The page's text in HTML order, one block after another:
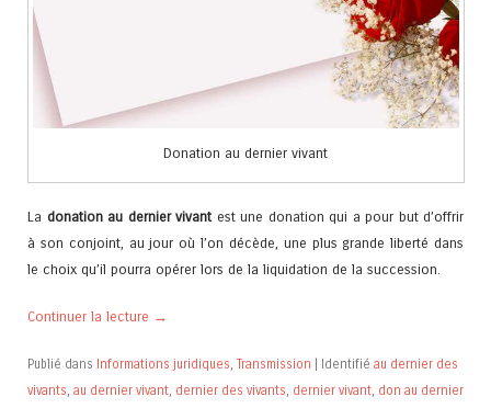
Donation au dernier vivant
La donation au dernier vivant est une donation qui a pour but d’offrir
à son conjoint, au jour où l’on décède, une plus grande liberté dans
le choix qu’il pourra opérer lors de la liquidation de la succession.
Continuer la lecture →
Publié dans Informations juridiques, Transmission Identifié au dernier des
vivants, au dernier vivant, dernier des vivants, dernier vivant, don au dernier